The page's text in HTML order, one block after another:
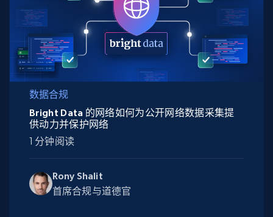
数据合规
Rony Shalit
首席合规与道德官
Bright Data 的网络如何为公开网络数据采集提
供动力并保护网络
1 分钟阅读